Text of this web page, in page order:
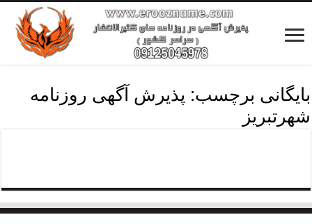
بایگانی برچسب: پذیرش آگهی روزنامه
شهرتبریز